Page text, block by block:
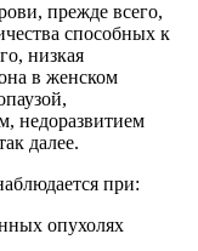
прежде всего,
способных к
низкая
в женском
недоразвитием
далее.
при:
опухолях